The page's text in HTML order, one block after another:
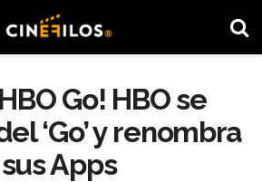
Go! HBO se
‘Go’ y renombra
sus Apps